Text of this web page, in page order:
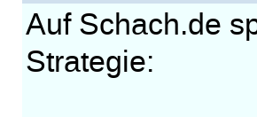
Auf Schach.de
Strategie: